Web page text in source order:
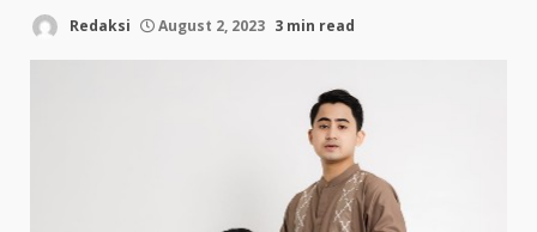
Redaksi August 2, 2023 3 min read